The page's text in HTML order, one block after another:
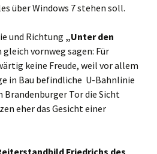
über Windows 7 stehen soll.
und Richtung „Unter den
gleich vornweg sagen: Für
keine Freude, weil vor allem
in Bau befindliche U-Bahnlinie
Tor die Sicht
eher das Gesicht einer
Friedrichs des